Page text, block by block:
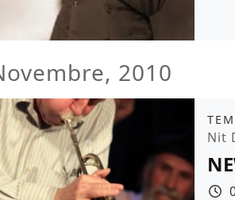
2010
Nit